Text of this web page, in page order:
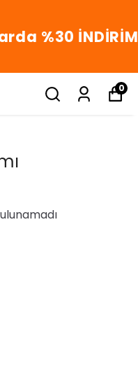
İNDİRİM!
0